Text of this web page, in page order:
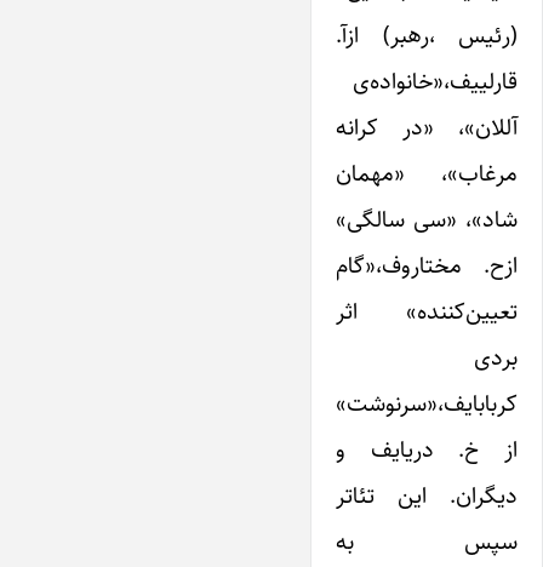
(رئیس ،رهبر) ازآ.
قارلییف،«خانواده‌ی
آللان»، «در کرانه
مرغاب»، «مهمان
شاد»، «سی سالگی»
ازح. مختاروف،«گام
تعیین‌کننده» اثر
بردی
کربابایف،«سرنوشت»
از خ. دریایف و
دیگران. این تئاتر
سپس به